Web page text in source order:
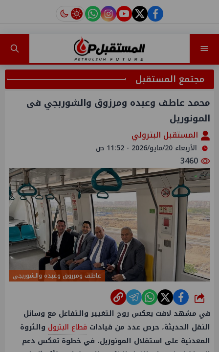
facebook
twitter
youtube
instagram
tiktok
مجتمع المستقبل
محمد عاطف وعبده ومرزوق والشوربجي فى
المونوريل
المستقبل البترولي
الأربعاء 20/مايو/2026 - 11:52 ص
عاطف ومرزوق وعبده والشوربجي
شارك
في مشهد لافت يعكس روح التغيير والتفاعل مع وسائل
النقل الحديثة، حرص عدد من قيادات قطاع البترول والثروة
المعدنية على استقلال المونوريل، في خطوة تعكس دعم